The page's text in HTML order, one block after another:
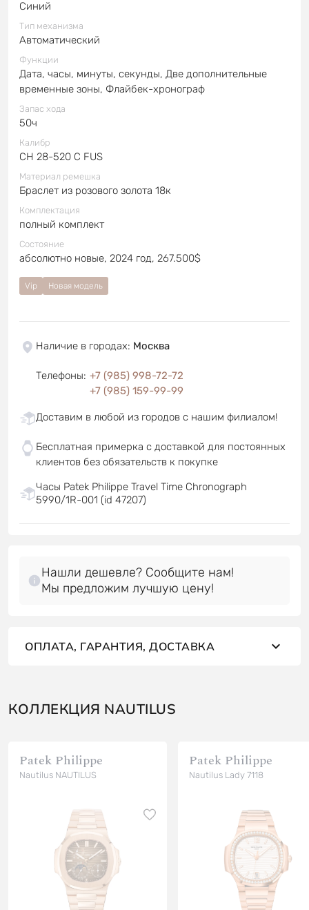
Синий
Тип механизма
Автоматический
Функции
Дата, часы, минуты, секунды, Две дополнительные
временные зоны, Флайбек-хронограф
Запас хода
50ч
Калибр
CH 28-520 C FUS
Материал ремешка
Браслет из розового золота 18к
Комплектация
полный комплект
Состояние
абсолютно новые, 2024 год, 267.500$
Vip Новая модель
Наличие в городах: Москва
Телефоны: +7 (985) 998-72-72
+7 (985) 159-99-99
Доставим в любой из городов с нашим филиалом!
Бесплатная примерка с доставкой для постоянных
клиентов без обязательств к покупке
Часы Patek Philippe Travel Time Chronograph
5990/1R-001 (id 47207)
Нашли дешевле? Сообщите нам!
Мы предложим лучшую цену!
ОПЛАТА, ГАРАНТИЯ, ДОСТАВКА
КОЛЛЕКЦИЯ NAUTILUS
Patek Philippe
Nautilus NAUTILUS
Patek Philippe
Nautilus Lady 7118